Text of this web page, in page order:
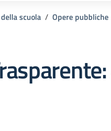
scuola Opere pubbliche